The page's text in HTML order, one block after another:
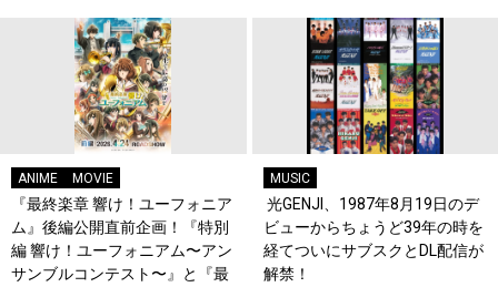
ANIME MOVIE
『最終楽章 響け！ユーフォニア
ム』後編公開直前企画！『特別
編 響け！ユーフォニアム〜アン
サンブルコンテスト〜』と『最
MUSIC
光GENJI、1987年8月19日のデ
ビューからちょうど39年の時を
経てついにサブスクとDL配信が
解禁！